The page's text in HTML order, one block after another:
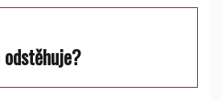
odstěhuje?